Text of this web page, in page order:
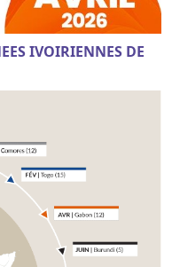
IVOIRIENNES DE